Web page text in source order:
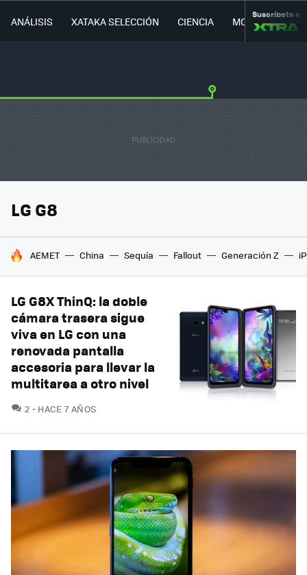
ANÁLISIS XATAKA SELECCIÓN CIENCIA MOVILIDAD
Suscríbete a
LG G8
HOY SE HABLA DE
AEMET China Sequía Fallout Generación Z
LG G8X ThinQ: la doble
cámara trasera sigue
viva en LG con una
renovada pantalla
accesoria para llevar la
multitarea a otro nivel
2 COMENTARIOS
HACE 7 AÑOS